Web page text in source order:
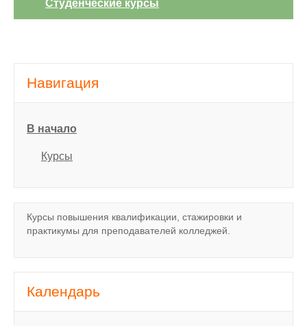
Студенческие курсы
Навигация
В начало
Курсы
Курсы повышения квалификации, стажировки и
практикумы для преподавателей колледжей.
Календарь